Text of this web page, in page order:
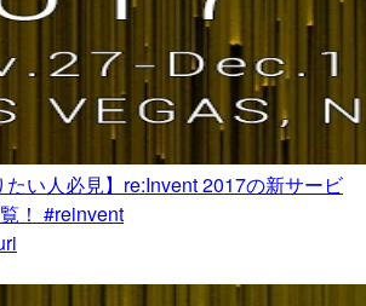
たい人必見】re:Invent 2017の新サービ
！ #reinvent